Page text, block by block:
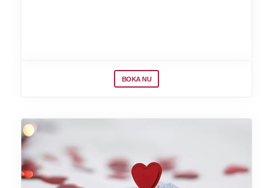
(Gör din egen sallad)
BOKA NU